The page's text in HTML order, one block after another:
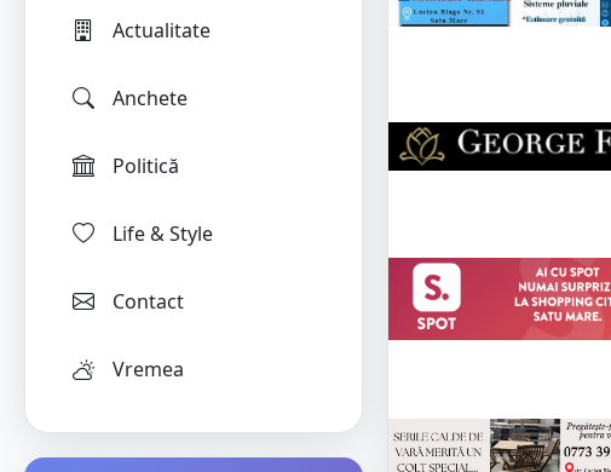
Actualitate
Anchete
Politică
Life & Style
Contact
Vremea